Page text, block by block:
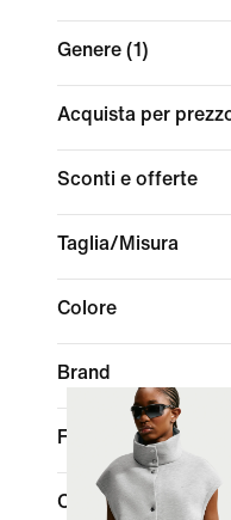
Genere (1)
Acquista per
Sconti e offerte
Taglia/Misura
Colore
Brand
Fit
Collezioni